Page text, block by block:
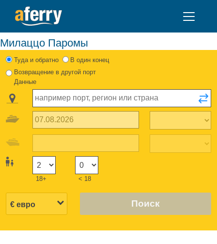
Милаццо Паромы
Туда и обратно
В один конец
Возвращение в другой порт
Данные
18+ < 18
Поиск